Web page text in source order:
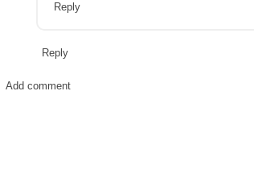
Reply
Reply
Add comment